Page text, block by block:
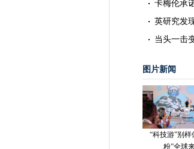
卡梅伦承
英研究发
当头一击